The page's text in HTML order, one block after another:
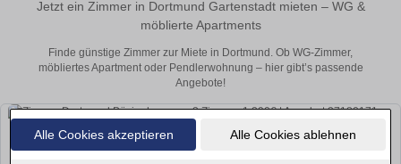
Alle Cookies akzeptieren Alle Cookies ablehnen
Jetzt ein Zimmer in Dortmund Gartenstadt mieten – WG &
möblierte Apartments
Finde günstige Zimmer zur Miete in Dortmund. Ob WG-Zimmer,
möbliertes Apartment oder Pendlerwohnung – hier gibt’s passende
Angebote!